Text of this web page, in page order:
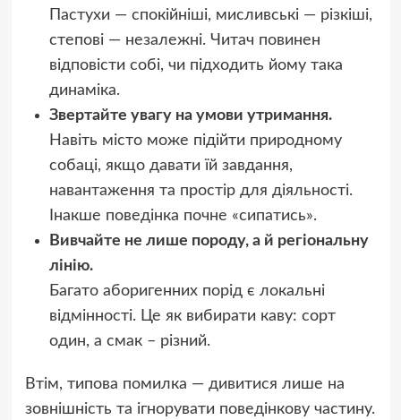
Пастухи — спокійніші, мисливські — різкіші,
степові — незалежні. Читач повинен
відповісти собі, чи підходить йому така
динаміка.
Звертайте увагу на умови утримання.
Навіть місто може підійти природному
собаці, якщо давати їй завдання,
навантаження та простір для діяльності.
Інакше поведінка почне «сипатись».
Вивчайте не лише породу, а й регіональну
лінію.
Багато аборигенних порід є локальні
відмінності. Це як вибирати каву: сорт
один, а смак – різний.
Втім, типова помилка — дивитися лише на
зовнішність та ігнорувати поведінкову частину.